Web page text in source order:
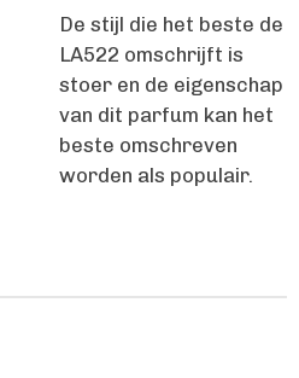
De stijl die het beste de
LA522 omschrijft is
stoer en de eigenschap
van dit parfum kan het
beste omschreven
worden als populair.